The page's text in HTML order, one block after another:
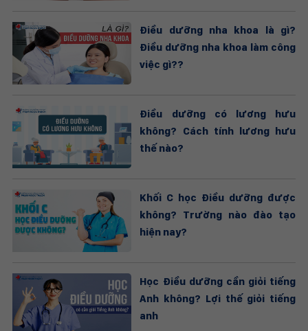
Điều dưỡng nha khoa là gì?
Điều dưỡng nha khoa làm công
việc gì??
Điều dưỡng có lương hưu
không? Cách tính lương hưu
thế nào?
Khối C học Điều dưỡng được
không? Trường nào đào tạo
hiện nay?
Học Điều dưỡng cần giỏi tiếng
Anh không? Lợi thế giỏi tiếng
anh